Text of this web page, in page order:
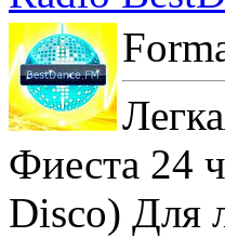
Фиеста 24
Disco) Для